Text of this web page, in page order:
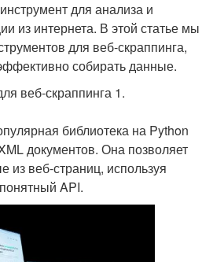
для анализа и
из интернета. В этой статье мы
для веб-скраппинга,
собирать данные.
веб-скраппинга 1.
библиотека на Python
документов. Она позволяет
из веб-страниц, используя
API.